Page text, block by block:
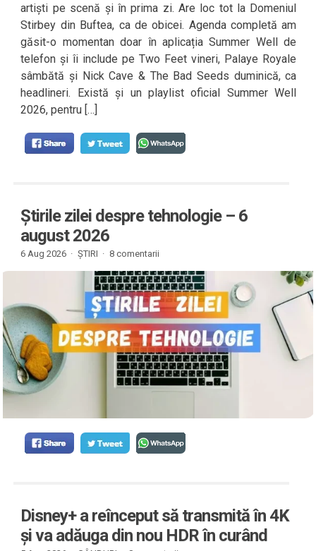
artiști pe scenă și în prima zi. Are loc tot la Domeniul
Stirbey din Buftea, ca de obicei. Agenda completă am
găsit-o momentan doar în aplicația Summer Well de
telefon și îi include pe Two Feet vineri, Palaye Royale
sâmbătă și Nick Cave & The Bad Seeds duminică, ca
headlineri. Există și un playlist oficial Summer Well
2026, pentru […]
Știrile zilei despre tehnologie – 6
august 2026
6 Aug 2026 · ȘTIRI · 8 comentarii
Disney+ a reînceput să transmită în 4K
și va adăuga din nou HDR în curând